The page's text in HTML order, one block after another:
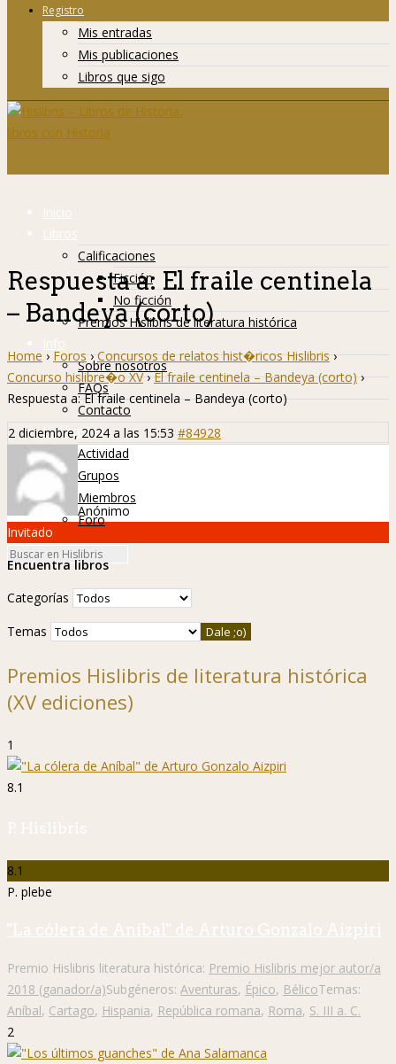
Registro
Mis entradas
Mis publicaciones
Libros que sigo
Inicio
Libros
Calificaciones
Ficción
No ficción
Premios Hislibris de literatura histórica
Info
Sobre nosotros
FAQs
Contacto
Hislibreños
Actividad
Grupos
Miembros
Foro
Respuesta a: El fraile centinela
– Bandeya (corto)
Home › Foros › Concursos de relatos hist�ricos Hislibris ›
Concurso hislibre�o XV › El fraile centinela – Bandeya (corto) ›
Respuesta a: El fraile centinela – Bandeya (corto)
2 diciembre, 2024 a las 15:53 #84928
Anónimo
Invitado
Encuentra libros
Categorías
Temas
Premios Hislibris de literatura histórica
(XV ediciones)
1
8.1
P. Hislibris
8.1
P. plebe
"La cólera de Aníbal" de Arturo Gonzalo Aizpiri
Premio Hislibris literatura histórica: Premio Hislibris mejor autor/a
2018 (ganador/a)Subgéneros: Aventuras, Épico, BélicoTemas:
Aníbal, Cartago, Hispania, República romana, Roma, S. III a. C.
2